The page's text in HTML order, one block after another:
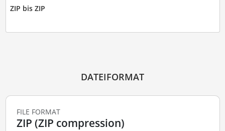
ZIP bis ZIP
DATEIFORMAT
FILE FORMAT
ZIP (ZIP compression)